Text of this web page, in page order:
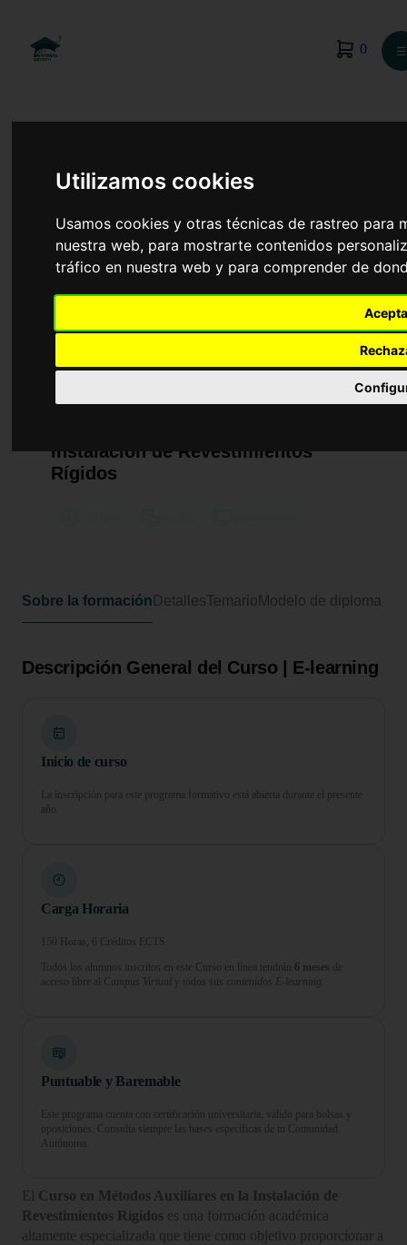
Utilizamos cookies
Usamos cookies y otras técnicas de rastreo para
nuestra web, para mostrarte contenidos
tráfico en nuestra web y para comprender de
0 ☰
Curso de Desarrollo Profesional en
Instalación de Revestimientos
Rígidos
Sobre la formación DetallesTemario Modelo de diploma
Descripción General del Curso | E-learning
Inicio de curso
La inscripción para este programa formativo está abierta durante el presente
año.
Carga Horaria
150 Horas, 6 Créditos ECTS
Todos los alumnos inscritos en este Curso en línea tendrán 6 meses de
acceso libre al Campus Virtual y todos sus contenidos E-learning.
Puntuable y Baremable
Este programa cuenta con certificación universitaria, válido para bolsas y
oposiciones. Consulta siempre las bases específicas de tu Comunidad
Autónoma.
El Curso en Métodos Auxiliares en la Instalación de
Revestimientos Rígidos es una formación académica
altamente especializada que tiene como objetivo proporcionar a